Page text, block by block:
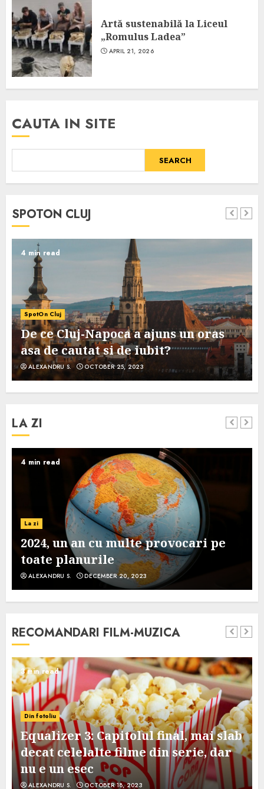
Artă sustenabilă la Liceul
„Romulus Ladea”
APRIL 21, 2026
CAUTA IN SITE
SEARCH
SPOTON CLUJ
4 min read
SpotOn Cluj
De ce Cluj-Napoca a ajuns un oras
asa de cautat si de iubit?
ALEXANDRU S. OCTOBER 25, 2023
LA ZI
4 min read
La zi
2024, un an cu multe provocari pe
toate planurile
ALEXANDRU S. DECEMBER 20, 2023
RECOMANDARI FILM-MUZICA
3 min read
Din fotoliu
Equalizer 3: Capitolul final, mai slab
decat celelalte filme din serie, dar
nu e un esec
ALEXANDRU S. OCTOBER 18, 2023